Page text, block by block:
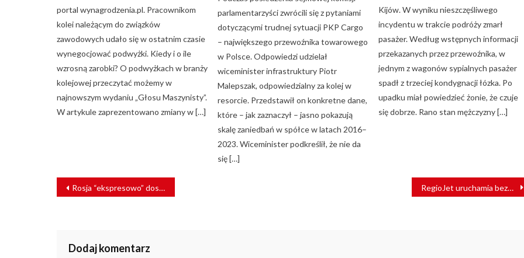
portal wynagrodzenia.pl. Pracownikom
kolei należącym do związków
zawodowych udało się w ostatnim czasie
wynegocjować podwyżki. Kiedy i o ile
wzrosną zarobki? O podwyżkach w branży
kolejowej przeczytać możemy w
najnowszym wydaniu „Głosu Maszynisty”.
W artykule zaprezentowano zmiany w […]
parlamentarzyści zwrócili się z pytaniami
dotyczącymi trudnej sytuacji PKP Cargo
– największego przewoźnika towarowego
w Polsce. Odpowiedzi udzielał
wiceminister infrastruktury Piotr
Malepszak, odpowiedzialny za kolej w
resorcie. Przedstawił on konkretne dane,
które – jak zaznaczył – jasno pokazują
skalę zaniedbań w spółce w latach 2016–
2023. Wiceminister podkreślił, że nie da
się […]
Kijów. W wyniku nieszczęśliwego
incydentu w trakcie podróży zmarł
pasażer. Według wstępnych informacji
przekazanych przez przewoźnika, w
jednym z wagonów sypialnych pasażer
spadł z trzeciej kondygnacji łózka. Po
upadku miał powiedzieć żonie, że czuje
się dobrze. Rano stan mężczyzny […]
NAWIGACJA
WPISU
Rosja “ekspresowo” dostarczy zboże dla Mongolii RegioJet uruchamia bezpośrednie połączenia do Chorwacji
Dodaj komentarz